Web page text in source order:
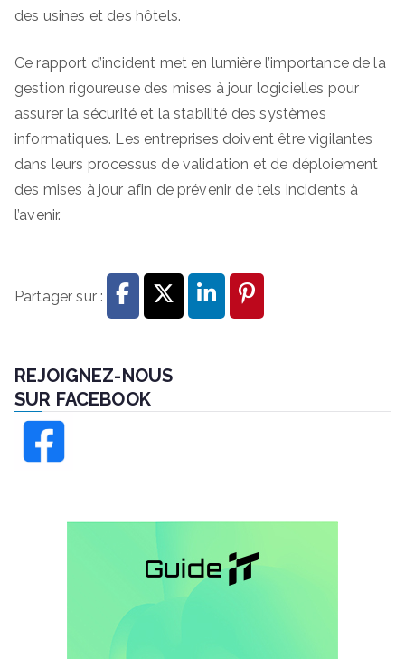
des usines et des hôtels.
Ce rapport d’incident met en lumière l’importance de la
gestion rigoureuse des mises à jour logicielles pour
assurer la sécurité et la stabilité des systèmes
informatiques. Les entreprises doivent être vigilantes
dans leurs processus de validation et de déploiement
des mises à jour afin de prévenir de tels incidents à
l’avenir.
Partager sur :
REJOIGNEZ-NOUS
SUR FACEBOOK